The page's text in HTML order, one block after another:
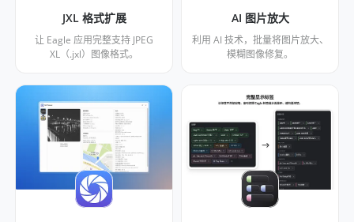
JXL 格式扩展
让 Eagle 应用完整支持 JPEG
XL（.jxl）图像格式。
AI 图片放大
利用 AI 技术，批量将图片放大、
模糊图像修复。